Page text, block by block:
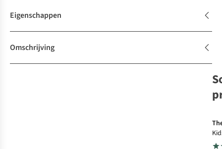
Eigenschappen
Omschrijving